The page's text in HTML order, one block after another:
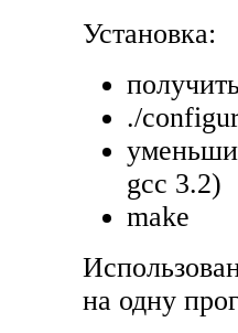
Установка:
./
gcc 3.2)
make
на одну